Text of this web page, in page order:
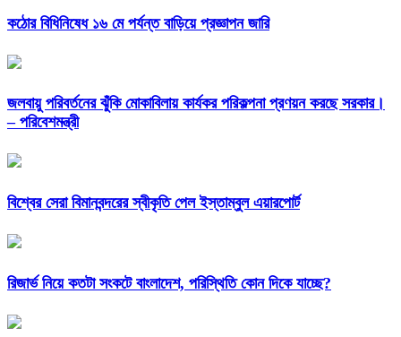
কঠোর বিধিনিষেধ ১৬ মে পর্যন্ত বাড়িয়ে প্রজ্ঞাপন জারি
জলবায়ু পরিবর্তনের ঝুঁকি মোকাবিলায় কার্যকর পরিকল্পনা প্রণয়ন করছে সরকার।
– পরিবেশমন্ত্রী
বিশ্বের সেরা বিমানবন্দরের স্বীকৃতি পেল ইস্তাম্বুল এয়ারপোর্ট
রিজার্ভ নিয়ে কতটা সংকটে বাংলাদেশ, পরিস্থিতি কোন দিকে যাচ্ছে?